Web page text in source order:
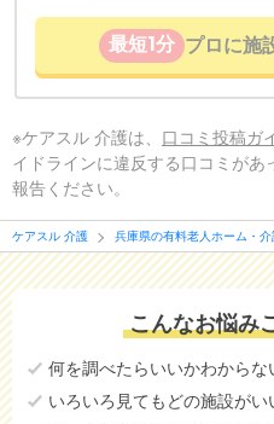
最短1分 プロに施
※ケアスル 介護は、 口コミ投稿ガ
イドラインに違反する口コミが
報告ください。
ケアスル 介護 兵庫県の有料老人ホーム・
こんなお悩み
何を調べたらいいかわからな
いろいろ見てもどの施設がい